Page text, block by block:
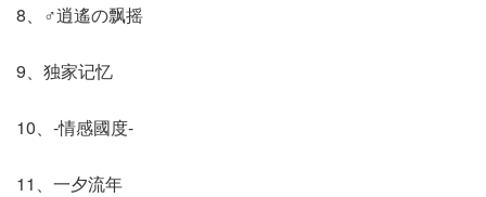
8、♂逍遙の飘摇
9、独家记忆
10、-情感國度-
11、一夕流年